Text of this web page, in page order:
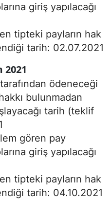
giriş yapılacağı
tipteki payların hak
tarih: 02.07.2021
2021
ödeneceği
bulunmadan
tarih (teklif
gören pay
giriş yapılacağı
tipteki payların hak
tarih: 04.10.2021